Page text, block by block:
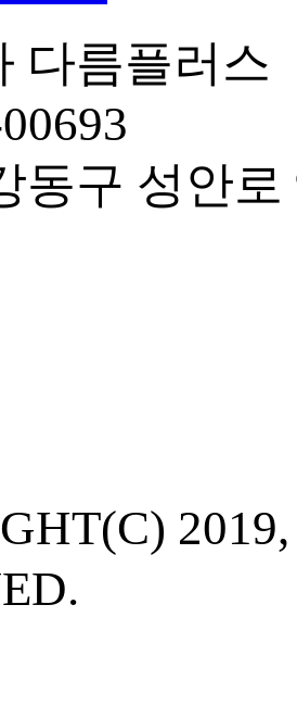
다름플러
동구 성안